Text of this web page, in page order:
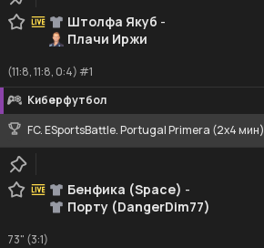
Штолфа Якуб -
Плачи Иржи
(11:8, 11:8, 0:4) #1
Киберфутбол
FC. ESportsBattle. Portugal Primera (2x4 мин)
Бенфика (Space) -
Порту (DangerDim77)
73" (3:1)